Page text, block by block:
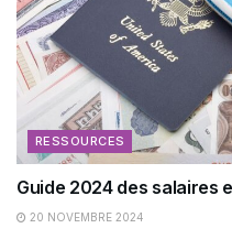
RESSOURCES
Guide 2024 des salaires
20 NOVEMBRE 2024